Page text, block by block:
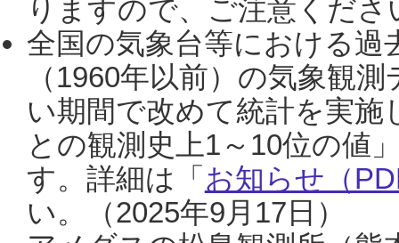
りますので、ご注意くだ
全国の気象台等における過
（1960年以前）の気象観
い期間で改めて統計を実
との観測史上1～10位の値
す。詳細は「 お知らせ（
い。（2025年9月17日）